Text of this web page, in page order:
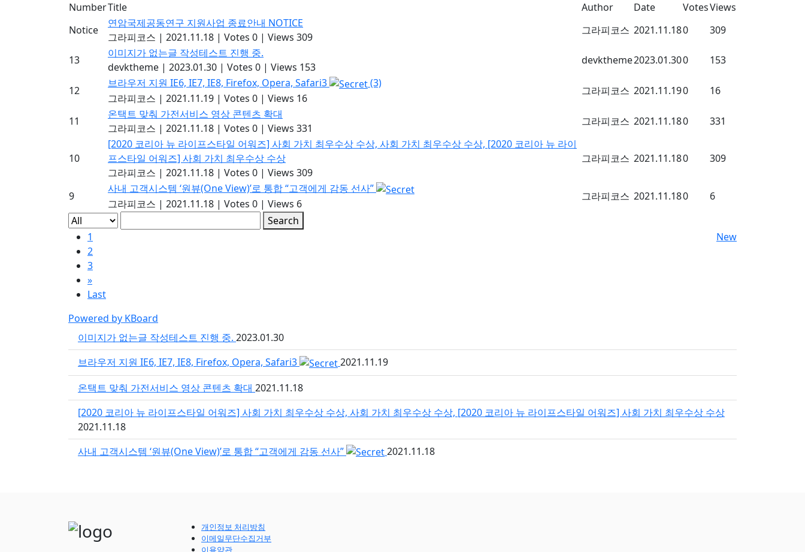
NumberTitle Author Date VotesViews
Notice
연암국제공동연구 지원사업 종료안내 NOTICE
그라피코스 | 2021.11.18 | Votes 0 | Views 309
그라피코스 2021.11.180 309
13
이미지가 없는글 작성테스트 진행 중.
devktheme | 2023.01.30 | Votes 0 | Views 153
devktheme2023.01.300 153
12
브라우저 지원 IE6, IE7, IE8, Firefox, Opera, Safari3
(3)
그라피코스 | 2021.11.19 | Votes 0 | Views 16
그라피코스 2021.11.190 16
11
온택트 맞춰 가전서비스 영상 콘텐츠 확대
그라피코스 | 2021.11.18 | Votes 0 | Views 331
그라피코스 2021.11.180 331
10
[2020 코리아 뉴 라이프스타일 어워즈] 사회 가치 최우수상 수상, 사회 가치 최우수상 수상, [2020 코리아 뉴 라이
프스타일 어워즈] 사회 가치 최우수상 수상
그라피코스 | 2021.11.18 | Votes 0 | Views 309
그라피코스 2021.11.180 309
9
사내 고객시스템 ‘원뷰(One View)’로 통합 “고객에게 감동 선사”
그라피코스 | 2021.11.18 | Votes 0 | Views 6
그라피코스 2021.11.180
6
Search
New
1
2
3
»
Last
Powered by KBoard
이미지가 없는글 작성테스트 진행 중. 2023.01.30
브라우저 지원 IE6, IE7, IE8, Firefox, Opera, Safari3
2021.11.19
온택트 맞춰 가전서비스 영상 콘텐츠 확대 2021.11.18
[2020 코리아 뉴 라이프스타일 어워즈] 사회 가치 최우수상 수상, 사회 가치 최우수상 수상, [2020 코리아 뉴 라이프스타일 어워즈] 사회 가치 최우수상 수상
2021.11.18
사내 고객시스템 ‘원뷰(One View)’로 통합 “고객에게 감동 선사”
2021.11.18
개인정보 처리방침
이메일무단수집거부